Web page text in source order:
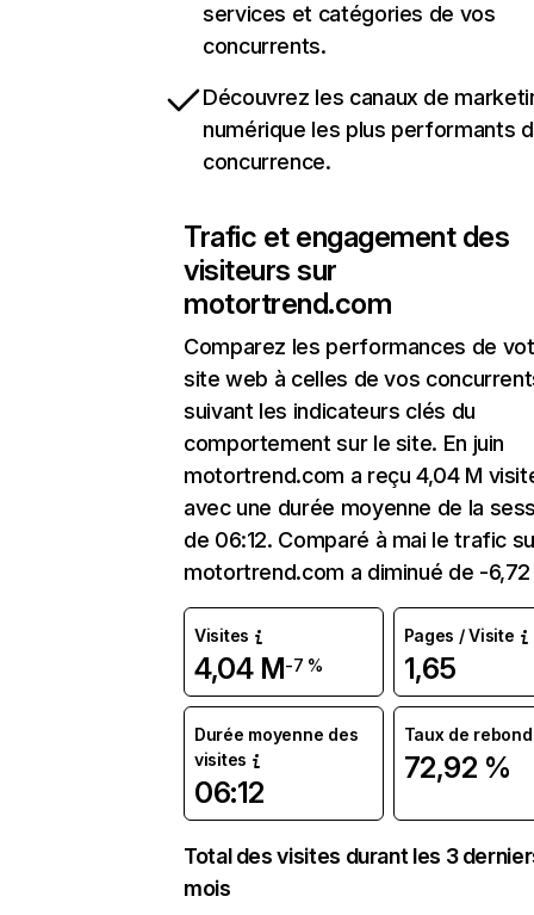
services et catégories de vos
concurrents.
Découvrez les canaux de
numérique les plus performants
concurrence.
Trafic et engagement des
visiteurs sur
motortrend.com
Comparez les performances de
site web à celles de vos
suivant les indicateurs clés du
comportement sur le site. En juin
motortrend.com a reçu 4,04 M
avec une durée moyenne de la
de 06:12. Comparé à mai le trafic
motortrend.com a diminué de -
Visites
4,04 M-7 %
Pages / Visite
1,65
Durée moyenne des
visites
06:12
Taux de rebond
72,92 %
Total des visites durant les 3
mois